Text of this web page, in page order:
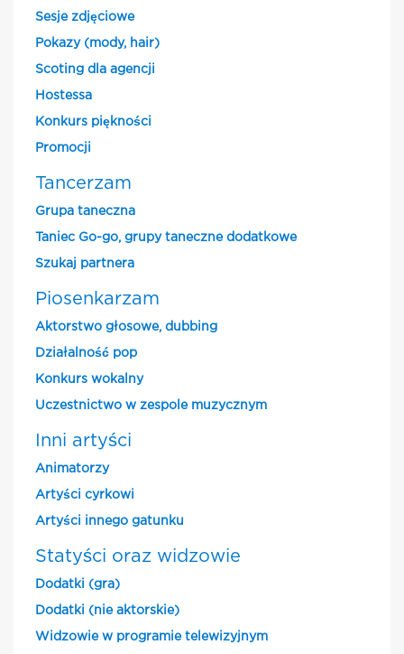
Sesje zdjęciowe
Pokazy (mody, hair)
Scoting dla agencji
Hostessa
Konkurs piękności
Promocji
Tancerzam
Grupa taneczna
Taniec Go-go, grupy taneczne dodatkowe
Szukaj partnera
Piosenkarzam
Aktorstwo głosowe, dubbing
Działalność pop
Konkurs wokalny
Uczestnictwo w zespole muzycznym
Inni artyści
Animatorzy
Artyści cyrkowi
Artyści innego gatunku
Statyści oraz widzowie
Dodatki (gra)
Dodatki (nie aktorskie)
Widzowie w programie telewizyjnym